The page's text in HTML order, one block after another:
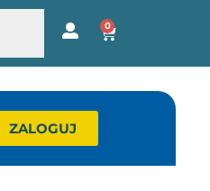
0
ZALOGUJ